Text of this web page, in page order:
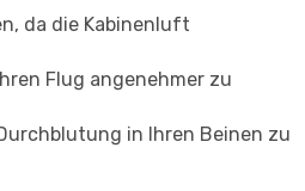
da die Kabinenluft
Flug angenehmer zu
in Ihren Beinen zu